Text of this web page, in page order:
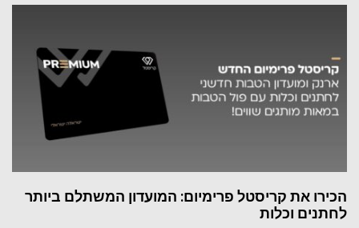
הכירו את קריסטל פרימיום: המועדון המשתלם ביותר
לחתנים וכלות